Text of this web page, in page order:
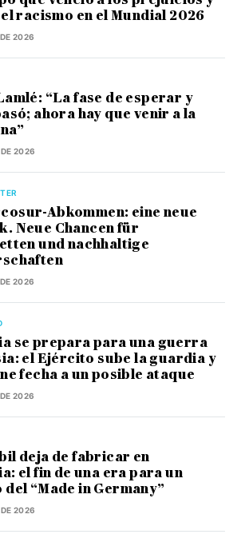
racismo en el Mundial 2026
2026
“La fase de esperar y
ahora hay que venir a la
2026
Abkommen: eine neue
Neue Chancen für
und nachhaltige
2026
se prepara para una guerra
el Ejército sube la guardia y
fecha a un posible ataque
2026
deja de fabricar en
el fin de una era para un
del “Made in Germany”
2026